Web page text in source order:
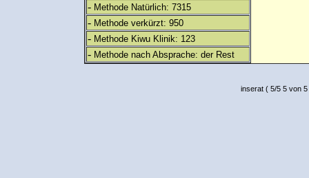
- Methode Natürlich: 7315
- Methode verkürzt: 950
- Methode Kiwu Klinik: 123
- Methode nach Absprache: der Rest
inserat( 5/5 5 von 5